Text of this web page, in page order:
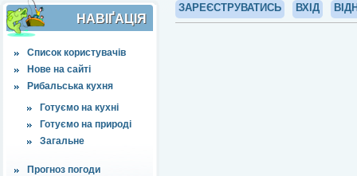
НАВІҐАЦІЯ
Список користувачів
Нове на сайті
Рибальська кухня
Готуємо на кухні
Готуємо на природі
Загальне
Прогноз погоди
ЗАРЕЄСТРУВАТИСЬ ВХІД